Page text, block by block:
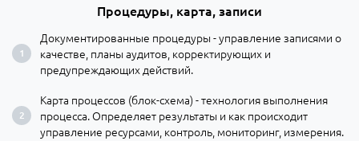
Процедуры, карта, записи
Документированные процедуры - управление записями о
качестве, планы аудитов, корректирующих и
предупреждающих действий.
Карта процессов (блок-схема) - технология выполнения
процесса. Определяет результаты и как происходит
управление ресурсами, контроль, мониторинг, измерения.